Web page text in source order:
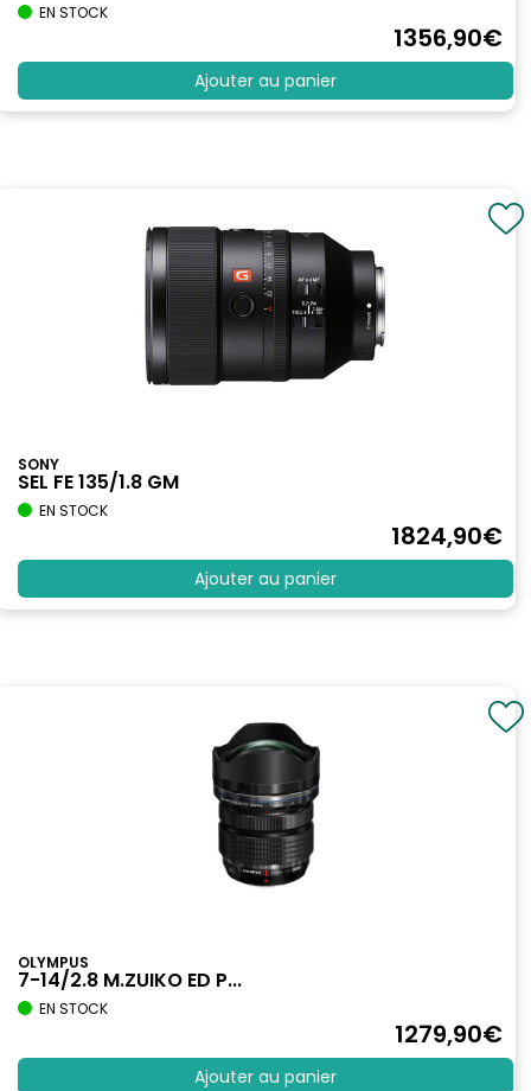
EN STOCK
1356,90€
Ajouter au panier
SONY
SEL FE 135/1.8 GM
EN STOCK
1824,90€
Ajouter au panier
OLYMPUS
7-14/2.8 M.ZUIKO ED P...
EN STOCK
1279,90€
Ajouter au panier